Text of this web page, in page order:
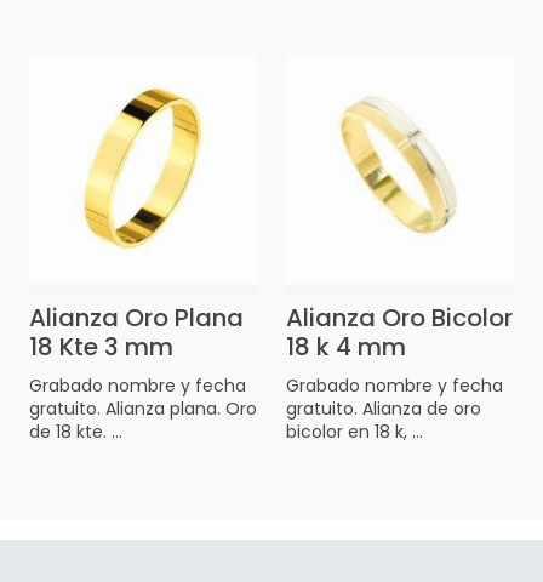
Alianza Oro Plana
18 Kte 3 mm
Grabado nombre y fecha
gratuito. Alianza plana. Oro
de 18 kte. ...
Alianza Oro Bicolor
18 k 4 mm
Grabado nombre y fecha
gratuito. Alianza de oro
bicolor en 18 k, ...